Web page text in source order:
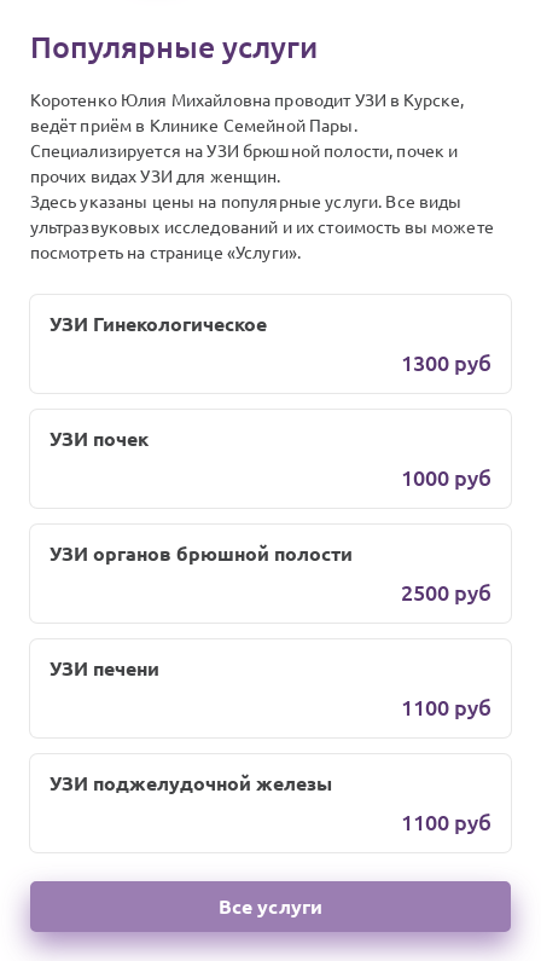
Популярные услуги
УЗИ Гинекологическое
1300 руб
УЗИ почек
1000 руб
УЗИ органов брюшной полости
2500 руб
УЗИ печени
1100 руб
УЗИ поджелудочной железы
1100 руб
Все услуги
Коротенко Юлия Михайловна проводит УЗИ в Курске,
ведёт приём в Клинике Семейной Пары.
Специализируется на УЗИ брюшной полости, почек и
прочих видах УЗИ для женщин.
Здесь указаны цены на популярные услуги. Все виды
ультразвуковых исследований и их стоимость вы можете
посмотреть на странице «Услуги».